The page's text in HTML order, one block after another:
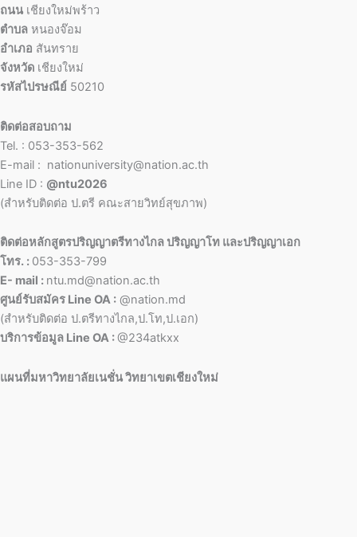
ถนน เชียงใหม่พร้าว
ตำบล หนองจ๊อม
อำเภอ สันทราย
จังหวัด เชียงใหม่
รหัสไปรษณีย์ 50210
ติดต่อสอบถาม
Tel. : 053-353-562
E-mail : nationuniversity@nation.ac.th
Line ID : @ntu2026
(สำหรับติดต่อ ป.ตรี คณะสายวิทย์สุขภาพ)
ติดต่อหลักสูตรปริญญาตรีทางไกล ปริญญาโท และปริญญาเอก
โทร. : 053-353-799
E- mail : ntu.md@nation.ac.th
ศูนย์รับสมัคร Line OA : @nation.md
(สำหรับติดต่อ ป.ตรีทางไกล,ป.โท,ป.เอก)
บริการข้อมูล Line OA :@234atkxx
แผนที่มหาวิทยาลัยเนชั่น วิทยาเขตเชียงใหม่